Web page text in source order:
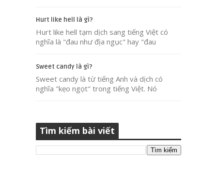
Hurt like hell là gì?
Hurt like hell tạm dịch sang tiếng Việt có
nghĩa là "đau như địa ngục" hay "đau
Sweet candy là gì?
Sweet candy là từ tiếng Anh và dịch có
nghĩa "kẹo ngọt" trong tiếng Việt. Nó
Tìm kiếm bài viết